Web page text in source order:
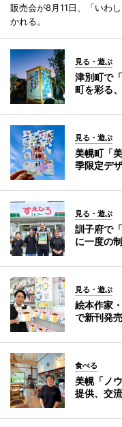
販売会が8月11日、「いわ
かれる。
見る・遊ぶ
津別町で
町を彩る
見る・遊ぶ
美幌町「
季限定デ
見る・遊ぶ
訓子府で
に一度の
見る・遊ぶ
絵本作家
で新刊発
食べる
美幌「ノ
提供、交